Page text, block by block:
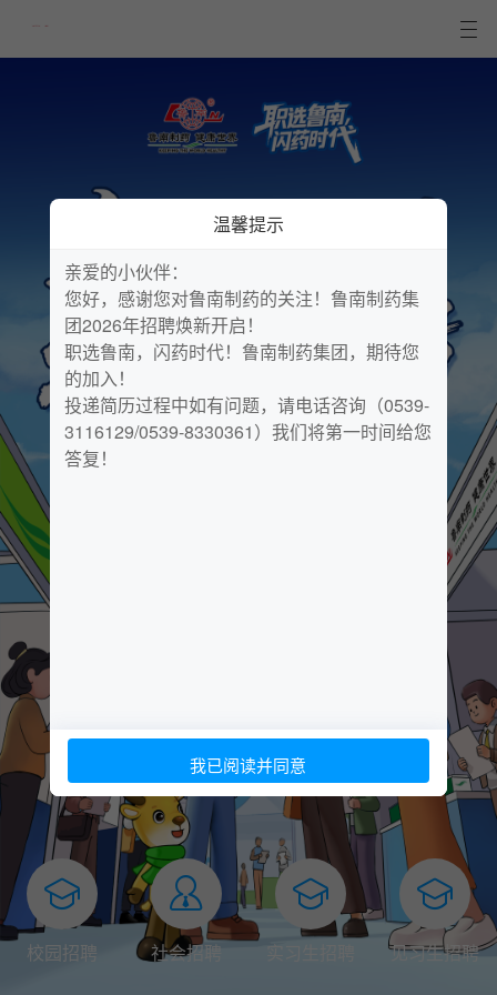
校园招聘 社会招聘 实习生招聘 见习生招聘
温馨提示
亲爱的小伙伴：
您好，感谢您对鲁南制药的关注！鲁南制药集
团2026年招聘焕新开启！
职选鲁南，闪药时代！鲁南制药集团，期待您
的加入！
投递简历过程中如有问题，请电话咨询（0539-
3116129/0539-8330361）我们将第一时间给您
答复！
我已阅读并同意